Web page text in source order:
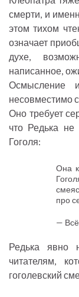
смерти, и
этом тихом
означает
духе,
написанное,
Осмысление
несовместимо
Оно требует
что Редька не
Гоголя:
Она
про
—
Редька явно
читателям,
гоголевский